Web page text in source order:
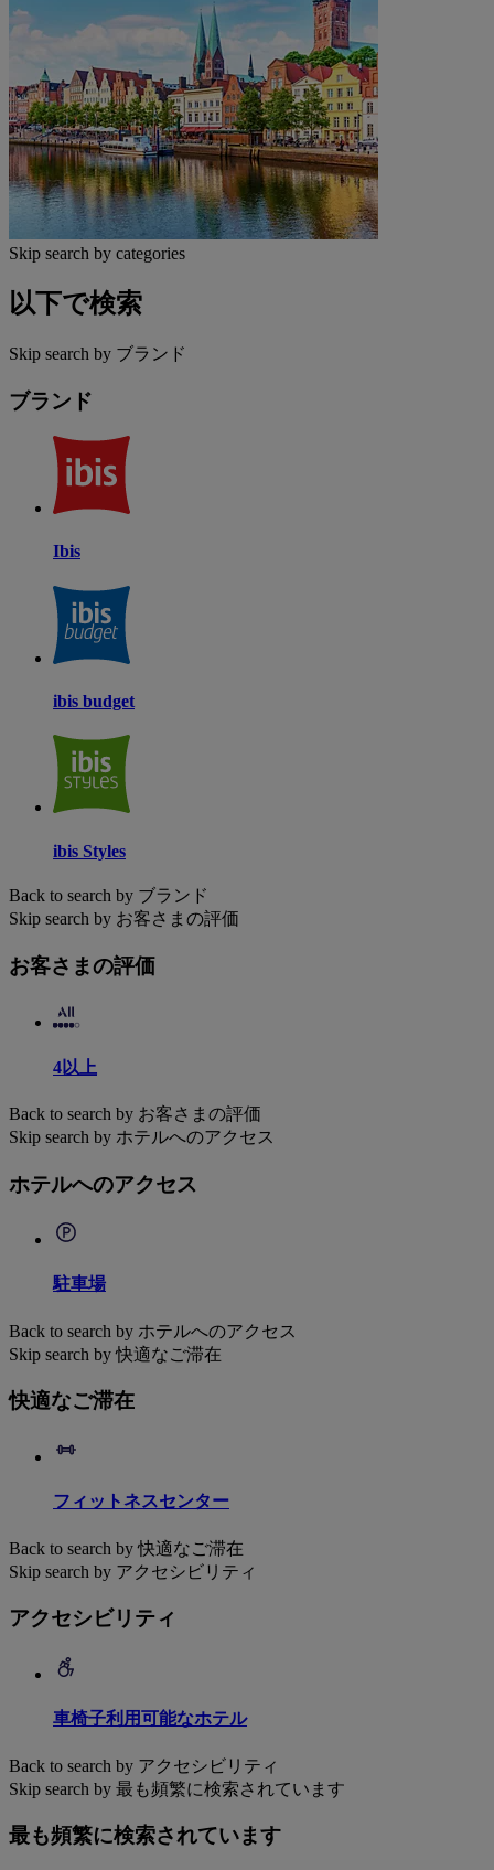
Skip search by categories
以下で検索
Skip search by ブランド
ブランド
Ibis
ibis budget
ibis Styles
Back to search by ブランド
Skip search by お客さまの評価
お客さまの評価
4以上
Back to search by お客さまの評価
Skip search by ホテルへのアクセス
ホテルへのアクセス
駐車場
Back to search by ホテルへのアクセス
Skip search by 快適なご滞在
快適なご滞在
フィットネスセンター
Back to search by 快適なご滞在
Skip search by アクセシビリティ
アクセシビリティ
車椅子利用可能なホテル
Back to search by アクセシビリティ
Skip search by 最も頻繁に検索されています
最も頻繁に検索されています